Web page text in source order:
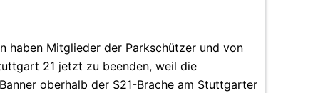
haben Mitglieder der Parkschützer und von
21 jetzt zu beenden, weil die
oberhalb der S21-Brache am Stuttgarter